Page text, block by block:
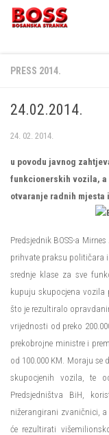
Skip to content
PRESS 2014.
24.02.2014.
24. 02. 2014.
u povodu javnog
funkcionerskih vozila, a
otvaranje radnih mjesta
Predsjednik BOSS-a
prihvate praksu političara
srednje klase za sve
kupuju skupocjena
što je rezultiralo
vrijednosti od preko
prekobrojne ministre i
od 100.000 KM. Moraju
skupocjenih vozila, te
Predsjedništva BiH,
nižerangirani zvaničnici,
će rezultirati